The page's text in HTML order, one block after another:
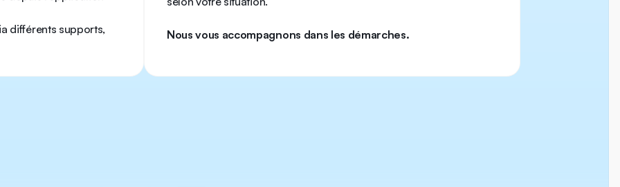
différents supports, Nous vous accompagnons dans les démarches.